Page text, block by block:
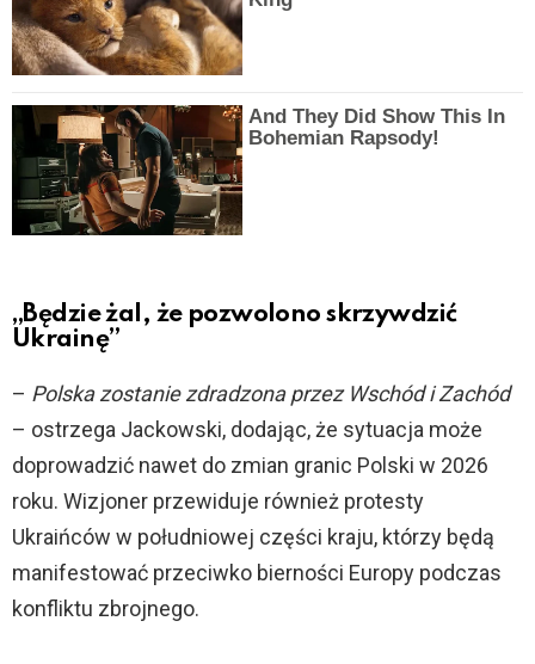
And They Did Show This In
Bohemian Rapsody!
„Będzie żal, że pozwolono skrzywdzić
Ukrainę”
– Polska zostanie zdradzona przez Wschód i Zachód
– ostrzega Jackowski, dodając, że sytuacja może
doprowadzić nawet do zmian granic Polski w 2026
roku. Wizjoner przewiduje również protesty
Ukraińców w południowej części kraju, którzy będą
manifestować przeciwko bierności Europy podczas
konfliktu zbrojnego.